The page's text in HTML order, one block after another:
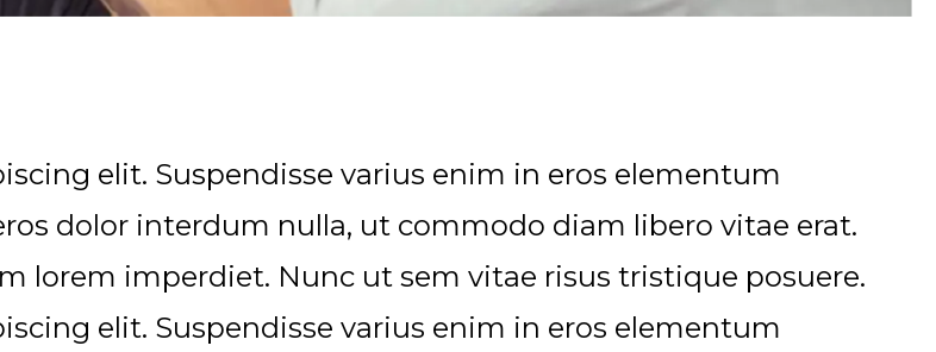
elit. Suspendisse varius enim in eros elementum
dolor interdum nulla, ut commodo diam libero vitae erat.
lorem imperdiet. Nunc ut sem vitae risus tristique posuere.
elit. Suspendisse varius enim in eros elementum